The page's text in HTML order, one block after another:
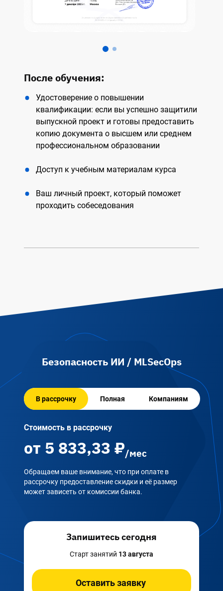
После обучения:
Удостоверение о повышении
квалификации: если вы успешно защитили
выпускной проект и готовы предоставить
копию документа о высшем или среднем
профессиональном образовании
Доступ к учебным материалам курса
Ваш личный проект, который поможет
проходить собеседования
Безопасность ИИ / MLSecOps
В рассрочку Полная Компаниям
Стоимость в рассрочку
от 5 833,33 ₽/мес
Обращаем ваше внимание, что при оплате в
рассрочку предоставление скидки и её размер
может зависеть от комиссии банка.
Запишитесь сегодня
Старт занятий 13 августа
Оставить заявку